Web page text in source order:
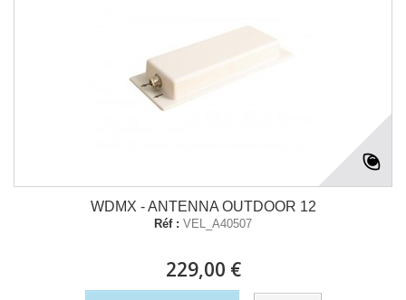
WDMX - ANTENNA OUTDOOR 12
Réf : VEL_A40507
229,00 €